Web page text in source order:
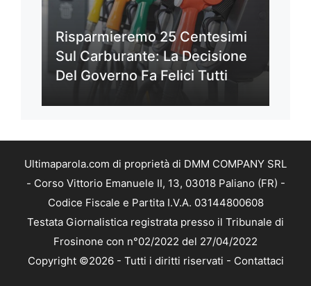
Risparmieremo 25 Centesimi
Sul Carburante: La Decisione
Del Governo Fa Felici Tutti
Ultimaparola.com di proprietà di DMM COMPANY SRL
- Corso Vittorio Emanuele II, 13, 03018 Paliano (FR) -
Codice Fiscale e Partita I.V.A. 03144800608
Testata Giornalistica registrata presso il Tribunale di
Frosinone con n°02/2022 del 27/04/2022
Copyright ©2026 - Tutti i diritti riservati - Contattaci